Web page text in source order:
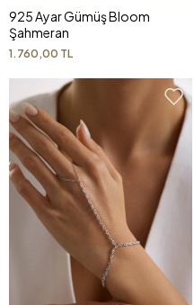
925 Ayar Gümüş Bloom
Şahmeran
1.760,00 TL